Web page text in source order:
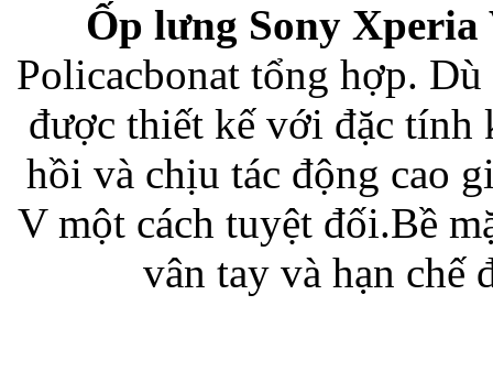
Bao da samsung
Bao da Samsung
Ốp lưng Sony Xperia
Policacbonat tổng hợp.
được thiết kế với đặc tính
hồi và chịu tác động cao
V một cách tuyệt đối.Bề
vân tay và hạn chế